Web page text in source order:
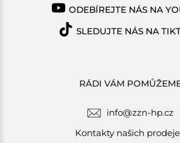
RÁDI VÁM
info@zzn-hp.cz
Kontakty našich
ODEBÍREJTE NÁS NA
SLEDUJTE NÁS NA